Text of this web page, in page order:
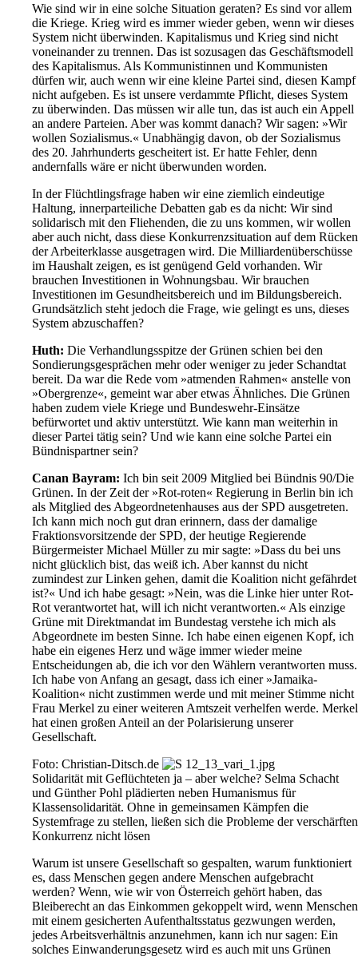
Wie sind wir in eine solche Situation geraten? Es sind vor allem
die Kriege. Krieg wird es immer wieder geben, wenn wir dieses
System nicht überwinden. Kapitalismus und Krieg sind nicht
voneinander zu trennen. Das ist sozusagen das Geschäftsmodell
des Kapitalismus. Als Kommunistinnen und Kommunisten
dürfen wir, auch wenn wir eine kleine Partei sind, diesen Kampf
nicht aufgeben. Es ist unsere verdammte Pflicht, dieses System
zu überwinden. Das müssen wir alle tun, das ist auch ein Appell
an andere Parteien. Aber was kommt danach? Wir sagen: »Wir
wollen Sozialismus.« Unabhängig davon, ob der Sozialismus
des 20. Jahrhunderts gescheitert ist. Er hatte Fehler, denn
andernfalls wäre er nicht überwunden worden.
In der Flüchtlingsfrage haben wir eine ziemlich eindeutige
Haltung, innerparteiliche Debatten gab es da nicht: Wir sind
solidarisch mit den Fliehenden, die zu uns kommen, wir wollen
aber auch nicht, dass diese Konkurrenzsituation auf dem Rücken
der Arbeiterklasse ausgetragen wird. Die Milliardenüberschüsse
im Haushalt zeigen, es ist genügend Geld vorhanden. Wir
brauchen Investitionen in Wohnungsbau. Wir brauchen
Investitionen im Gesundheitsbereich und im Bildungsbereich.
Grundsätzlich steht jedoch die Frage, wie gelingt es uns, dieses
System abzuschaffen?
Huth: Die Verhandlungsspitze der Grünen schien bei den
Sondierungsgesprächen mehr oder weniger zu jeder Schandtat
bereit. Da war die Rede vom »atmenden Rahmen« anstelle von
»Obergrenze«, gemeint war aber etwas Ähnliches. Die Grünen
haben zudem viele Kriege und Bundeswehr-Einsätze
befürwortet und aktiv unterstützt. Wie kann man weiterhin in
dieser Partei tätig sein? Und wie kann eine solche Partei ein
Bündnispartner sein?
Canan Bayram: Ich bin seit 2009 Mitglied bei Bündnis 90/Die
Grünen. In der Zeit der »Rot-roten« Regierung in Berlin bin ich
als Mitglied des Abgeordnetenhauses aus der SPD ausgetreten.
Ich kann mich noch gut dran erinnern, dass der damalige
Fraktionsvorsitzende der SPD, der heutige Regierende
Bürgermeister Michael Müller zu mir sagte: »Dass du bei uns
nicht glücklich bist, das weiß ich. Aber kannst du nicht
zumindest zur Linken gehen, damit die Koalition nicht gefährdet
ist?« Und ich habe gesagt: »Nein, was die Linke hier unter Rot-
Rot verantwortet hat, will ich nicht verantworten.« Als einzige
Grüne mit Direktmandat im Bundestag verstehe ich mich als
Abgeordnete im besten Sinne. Ich habe einen eigenen Kopf, ich
habe ein eigenes Herz und wäge immer wieder meine
Entscheidungen ab, die ich vor den Wählern verantworten muss.
Ich habe von Anfang an gesagt, dass ich einer »Jamaika-
Koalition« nicht zustimmen werde und mit meiner Stimme nicht
Frau Merkel zu einer weiteren Amtszeit verhelfen werde. Merkel
hat einen großen Anteil an der Polarisierung unserer
Gesellschaft.
Foto: Christian-Ditsch.de
Solidarität mit Geflüchteten ja – aber welche? Selma Schacht
und Günther Pohl plädierten neben Humanismus für
Klassensolidarität. Ohne in gemeinsamen Kämpfen die
Systemfrage zu stellen, ließen sich die Probleme der verschärften
Konkurrenz nicht lösen
Warum ist unsere Gesellschaft so gespalten, warum funktioniert
es, dass Menschen gegen andere Menschen aufgebracht
werden? Wenn, wie wir von Österreich gehört haben, das
Bleiberecht an das Einkommen gekoppelt wird, wenn Menschen
mit einem gesicherten Aufenthaltsstatus gezwungen werden,
jedes Arbeitsverhältnis anzunehmen, kann ich nur sagen: Ein
solches Einwanderungsgesetz wird es auch mit uns Grünen